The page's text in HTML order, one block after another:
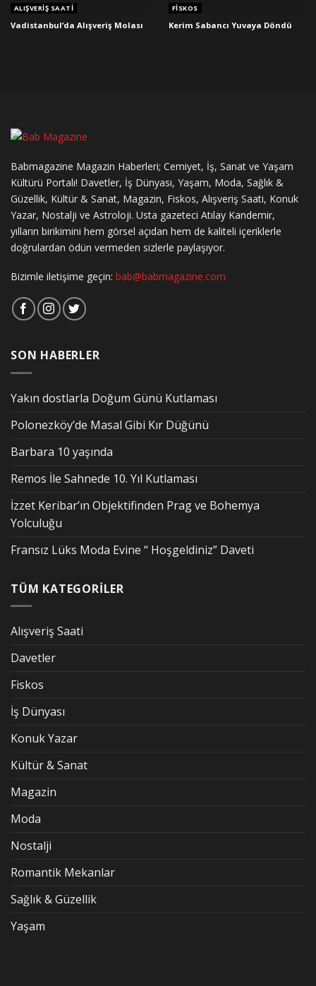
ALIŞVERIŞ SAATI
Vadistanbul’da Alışveriş Molası
FISKOS
Kerim Sabancı Yuvaya Döndü
Babmagazine Magazin Haberleri; Cemiyet, İş, Sanat ve Yaşam
Kültürü Portalı! Davetler, İş Dünyası, Yaşam, Moda, Sağlık &
Güzellik, Kültür & Sanat, Magazin, Fiskos, Alışveriş Saati, Konuk
Yazar, Nostalji ve Astroloji. Usta gazeteci Atılay Kandemir,
yılların birikimini hem görsel açıdan hem de kaliteli içeriklerle
doğrulardan ödün vermeden sizlerle paylaşıyor.
Bizimle iletişime geçin: bab@babmagazine.com
SON HABERLER
Yakın dostlarla Doğum Günü Kutlaması
Polonezköy’de Masal Gibi Kır Düğünü
Barbara 10 yaşında
Remos İle Sahnede 10. Yıl Kutlaması
İzzet Keribar’ın Objektifinden Prag ve Bohemya
Yolculuğu
Fransız Lüks Moda Evine “ Hoşgeldiniz” Daveti
TÜM KATEGORİLER
Alışveriş Saati
Davetler
Fiskos
İş Dünyası
Konuk Yazar
Kültür & Sanat
Magazin
Moda
Nostalji
Romantik Mekanlar
Sağlık & Güzellik
Yaşam